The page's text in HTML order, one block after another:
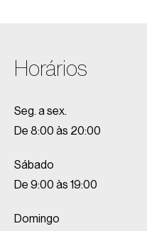
Horários
Seg. a sex.
De 8:00 às 20:00
Sábado
De 9:00 às 19:00
Domingo